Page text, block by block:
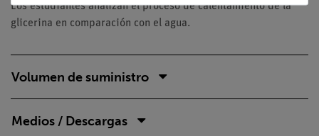
Los estudiantes analizan el proceso de calentamiento de la
glicerina en comparación con el agua.
Volumen de suministro
Medios / Descargas